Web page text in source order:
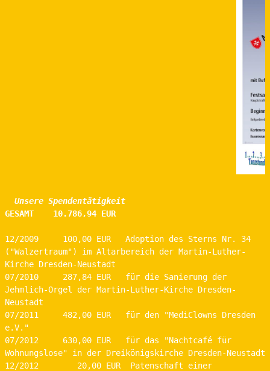
GESAMT    10.786,94 EUR
12/2009     100,00 EUR   Adoption des Sterns Nr. 34
("Walzertraum") im Altarbereich der Martin-Luther-
Kirche Dresden-Neustadt
07/2010     287,84 EUR   für die Sanierung der
Jehmlich-Orgel der Martin-Luther-Kirche Dresden-
Neustadt
07/2011     482,00 EUR   für den "MediClowns Dresden
e.V."
07/2012     630,00 EUR   für das "Nachtcafé für
Wohnungslose" in der Dreikönigskirche Dresden-Neustadt
12/2012        20,00 EUR  Patenschaft einer